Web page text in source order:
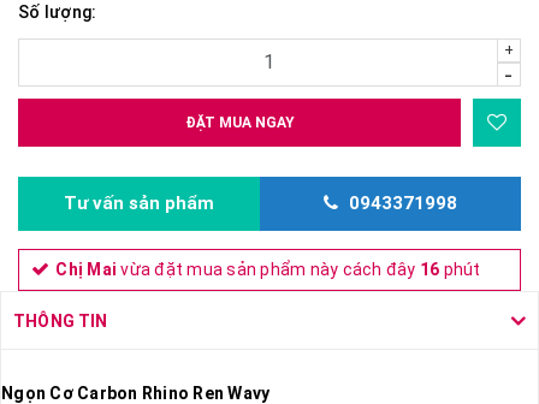
Số lượng:
+
-
ĐẶT MUA NGAY
Tư vấn sản phẩm 0943371998
Chị Mai vừa đặt mua sản phẩm này cách đây 16 phút
THÔNG TIN
Ngọn Cơ Carbon Rhino Ren Wavy